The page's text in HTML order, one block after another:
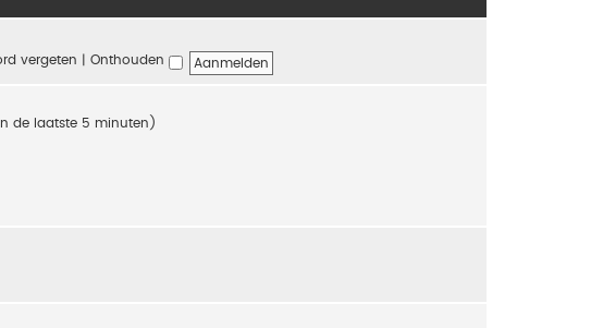
vergeten Onthouden
de laatste 5 minuten)